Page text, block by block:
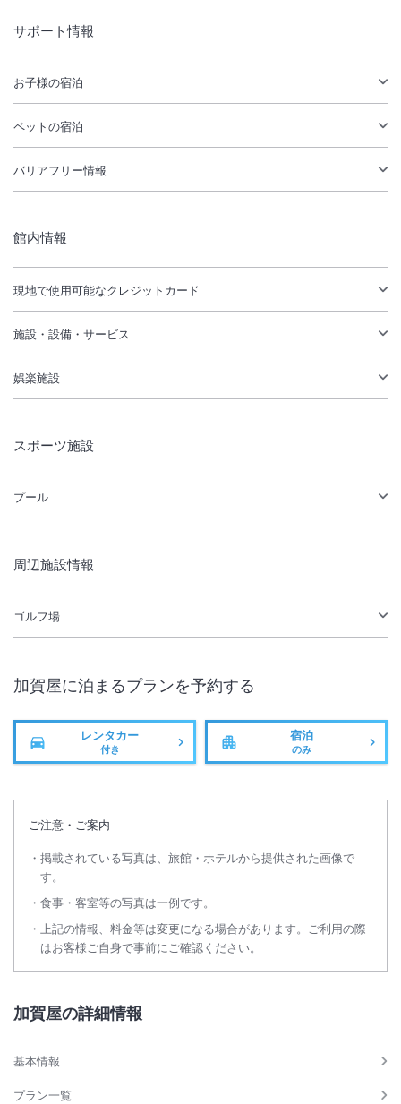
サポート情報
お子様の宿泊
ペットの宿泊
バリアフリー情報
館内情報
現地で使用可能なクレジットカード
施設・設備・サービス
娯楽施設
スポーツ施設
プール
周辺施設情報
ゴルフ場
加賀屋に泊まるプランを予約する
レンタカー
付き
宿泊
のみ
ご注意・ご案内
掲載されている写真は、旅館・ホテルから提供された画像で
す。
食事・客室等の写真は一例です。
上記の情報、料金等は変更になる場合があります。ご利用の際
はお客様ご自身で事前にご確認ください。
加賀屋の詳細情報
基本情報
プラン一覧